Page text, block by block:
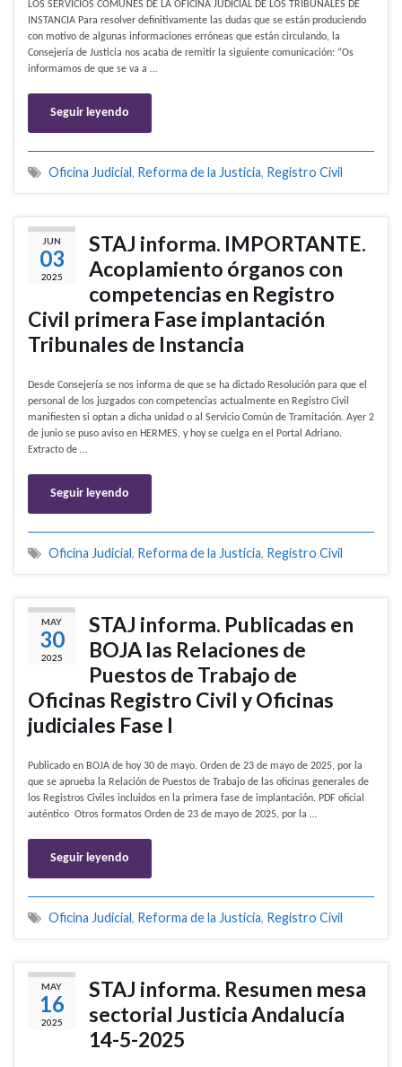
LOS SERVICIOS COMUNES DE LA OFICINA JUDICIAL DE LOS TRIBUNALES DE
INSTANCIA Para resolver definitivamente las dudas que se están produciendo
con motivo de algunas informaciones erróneas que están circulando, la
Consejería de Justicia nos acaba de remitir la siguiente comunicación: “Os
informamos de que se va a …
Seguir leyendo
Oficina Judicial , Reforma de la Justicia, Registro Civil
JUN
03
2025
STAJ informa. IMPORTANTE.
Acoplamiento órganos con
competencias en Registro
Civil primera Fase implantación
Tribunales de Instancia
Desde Consejería se nos informa de que se ha dictado Resolución para que el
personal de los juzgados con competencias actualmente en Registro Civil
manifiesten si optan a dicha unidad o al Servicio Común de Tramitación. Ayer 2
de junio se puso aviso en HERMES, y hoy se cuelga en el Portal Adriano.
Extracto de …
Seguir leyendo
Oficina Judicial , Reforma de la Justicia, Registro Civil
MAY
30
2025
STAJ informa. Publicadas en
BOJA las Relaciones de
Puestos de Trabajo de
Oficinas Registro Civil y Oficinas
judiciales Fase I
Publicado en BOJA de hoy 30 de mayo. Orden de 23 de mayo de 2025, por la
que se aprueba la Relación de Puestos de Trabajo de las oficinas generales de
los Registros Civiles incluidos en la primera fase de implantación. PDF oficial
auténtico Otros formatos Orden de 23 de mayo de 2025, por la …
Seguir leyendo
Oficina Judicial , Reforma de la Justicia, Registro Civil
MAY
16
2025
STAJ informa. Resumen mesa
sectorial Justicia Andalucía
14-5-2025